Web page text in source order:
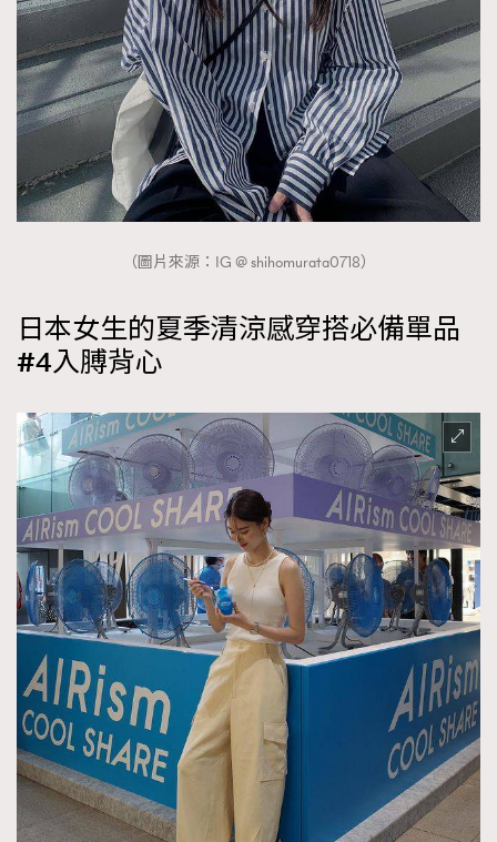
（圖片來源：IG @ shihomurata0718）
日本女生的夏季清涼感穿搭必備單品
#4入膊背心